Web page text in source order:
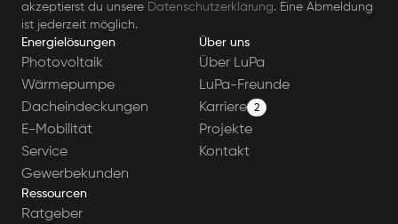
Energielösungen
Photovoltaik
Wärmepumpe
Dacheindeckungen
E-Mobilität
Service
Gewerbekunden
Über uns
Über LuPa
LuPa-Freunde
Karriere
2
Projekte
Kontakt
Ressourcen
Ratgeber
akzeptierst du unsere Datenschutzerklärung. Eine Abmeldung
ist jederzeit möglich.